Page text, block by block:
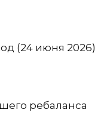
(24 июня 2026)
ребаланса